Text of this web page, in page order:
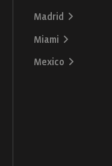
Madrid
Miami
Mexico